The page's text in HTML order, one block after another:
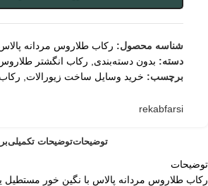
شناسه محصول: رکاب طلاروس مردانه
دسته: بدون دسته‌بندی
رکاب انگشتر
برچسب: خرید وسایل ساخت زیورالات رکاب
rekabfarsi
توضیحاتتوضیحات تکمیلی
توضیحات
رکاب طلاروس مردانه پالاس با نگین خور